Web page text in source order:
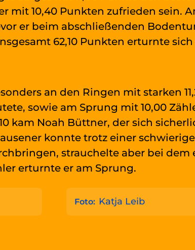
mit 10,40 Punkten zufrieden sein.
er beim abschließenden
62,10 Punkten erturnte
an den Ringen mit starken
sowie am Sprung mit 10,00
kam Noah Büttner, der sich
konnte trotz einer
strauchelte aber bei dem
erturnte er am Sprung.
Foto: Katja Leib